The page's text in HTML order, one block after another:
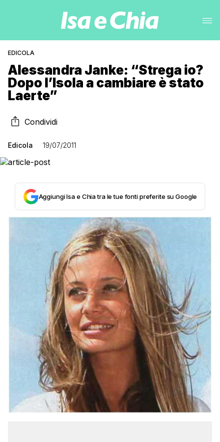
EDICOLA
Alessandra Janke: “Strega io?
Dopo l’Isola a cambiare è stato
Laerte”
Condividi
Edicola 19/07/2011
Aggiungi Isa e Chia tra le tue fonti preferite su Google